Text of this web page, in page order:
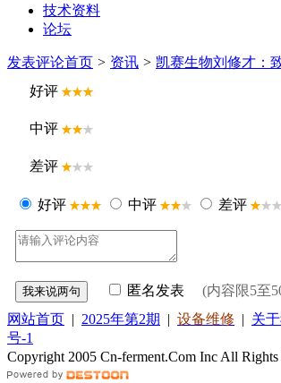
技术资料
论坛
发表评论首页 > 资讯 > 凯赛生物刘修才：
好评
中评
差评
好评 中评 差评
匿名发表 (内容限5至
网站首页 | 2025年第2期 | 设备维修 | 关
号-1
Copyright 2005 Cn-ferment.Com Inc All Rights